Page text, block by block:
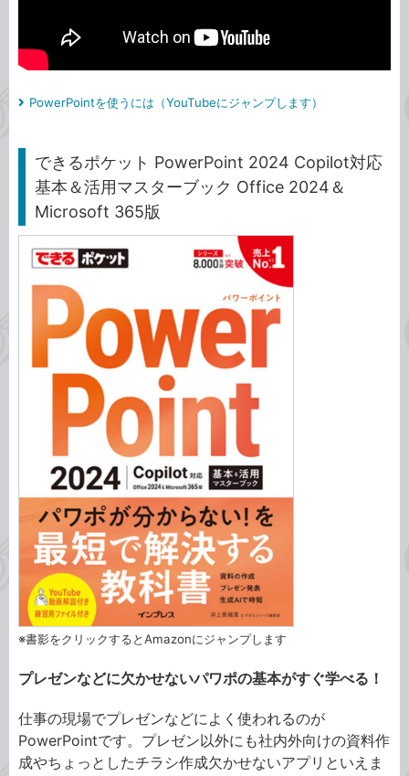
PowerPointを使うには（YouTubeにジャンプします）
できるポケット PowerPoint 2024 Copilot対応
基本＆活用マスターブック Office 2024＆
Microsoft 365版
※書影をクリックするとAmazonにジャンプします
プレゼンなどに欠かせないパワポの基本がすぐ学べる！
仕事の現場でプレゼンなどによく使われるのが
PowerPointです。プレゼン以外にも社内外向けの資料作
成やちょっとしたチラシ作成欠かせないアプリといえま